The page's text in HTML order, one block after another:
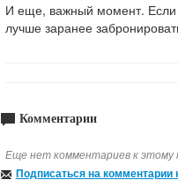
И еще, важный момент. Если
лучше заранее
Комментарии
Еще нет комментариев к этому
Подписаться на комментарии